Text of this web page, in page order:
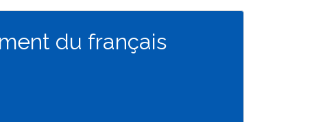
du français